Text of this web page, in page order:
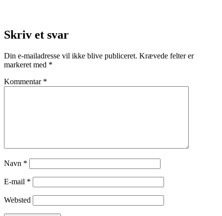
Skriv et svar
Din e-mailadresse vil ikke blive publiceret. Krævede felter er
markeret med *
Kommentar *
Navn *
E-mail *
Websted